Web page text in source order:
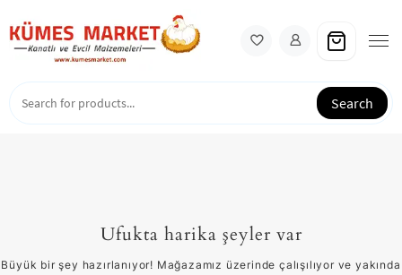
to
content
Search
Ufukta harika şeyler var
Büyük bir şey hazırlanıyor! Mağazamız üzerinde çalışılıyor ve yakında